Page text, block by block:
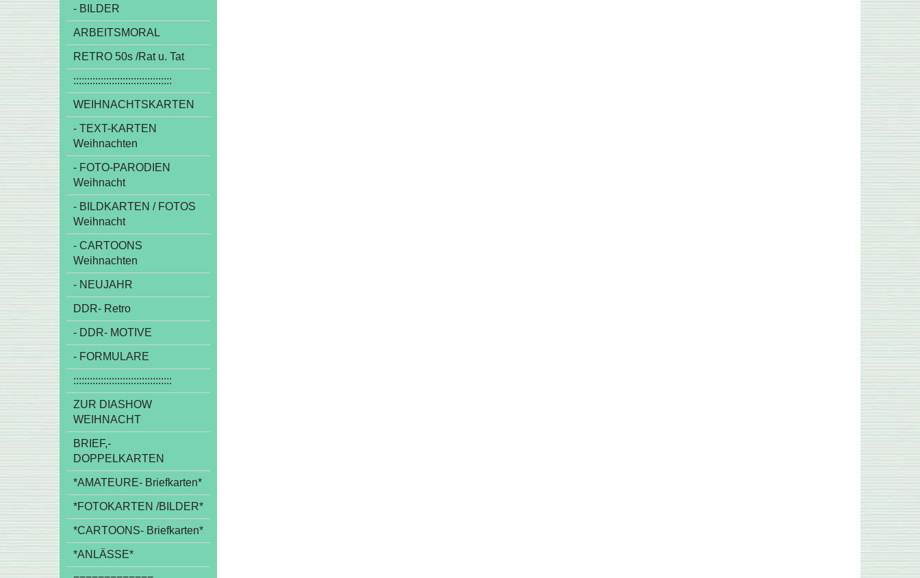
- BILDER
ARBEITSMORAL
RETRO 50s /Rat u. Tat
::::::::::::::::::::::::::::::::::::
WEIHNACHTSKARTEN
- TEXT-KARTEN
Weihnachten
- FOTO-PARODIEN
Weihnacht
- BILDKARTEN / FOTOS
Weihnacht
- CARTOONS
Weihnachten
- NEUJAHR
DDR- Retro
- DDR- MOTIVE
- FORMULARE
::::::::::::::::::::::::::::::::::::
ZUR DIASHOW
WEIHNACHT
BRIEF,-
DOPPELKARTEN
*AMATEURE- Briefkarten*
*FOTOKARTEN /BILDER*
*CARTOONS- Briefkarten*
*ANLÄSSE*